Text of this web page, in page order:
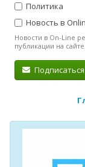
Политика
Новость в
Новости в On-Line
публикации на
Подписаться